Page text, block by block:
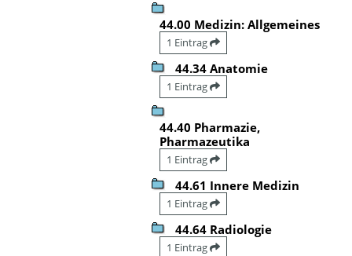
44.00 Medizin: Allgemeines
1 Eintrag
44.34 Anatomie
1 Eintrag
44.40 Pharmazie,
Pharmazeutika
1 Eintrag
44.61 Innere Medizin
1 Eintrag
44.64 Radiologie
1 Eintrag